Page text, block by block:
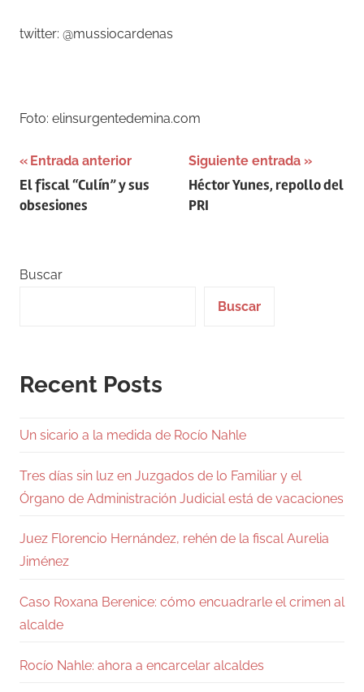
twitter: @mussiocardenas
Foto: elinsurgentedemina.com
Navegación
de
Entrada anterior
El fiscal “Culín” y sus
obsesiones
Siguiente entrada
Héctor Yunes, repollo del
PRI
Buscar
Buscar
Recent Posts
Un sicario a la medida de Rocío Nahle
Tres días sin luz en Juzgados de lo Familiar y el
Órgano de Administración Judicial está de vacaciones
Juez Florencio Hernández, rehén de la fiscal Aurelia
Jiménez
Caso Roxana Berenice: cómo encuadrarle el crimen al
alcalde
Rocío Nahle: ahora a encarcelar alcaldes